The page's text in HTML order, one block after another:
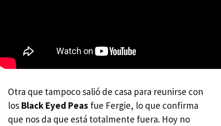
Otra que tampoco salió de casa para reunirse con
los Black Eyed Peas fue Fergie, lo que confirma
que nos da que está totalmente fuera. Hoy no